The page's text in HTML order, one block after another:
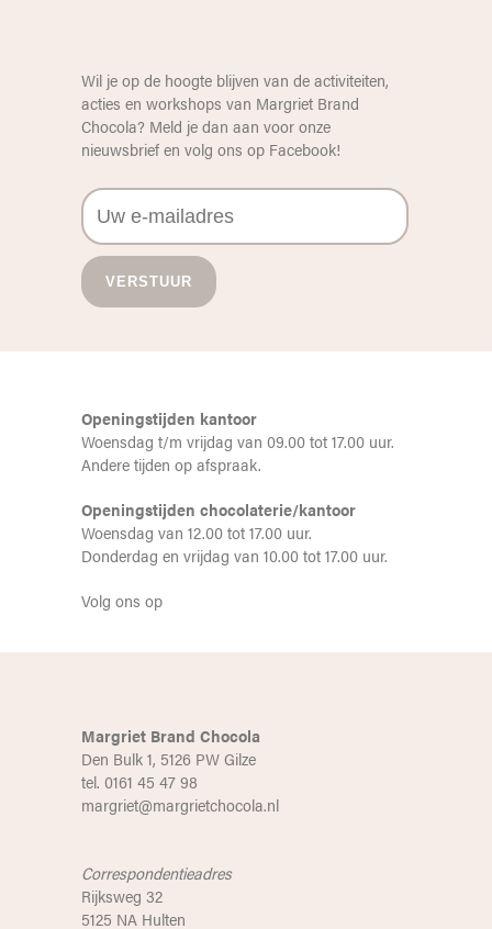
Wil je op de hoogte blijven van de activiteiten,
acties en workshops van Margriet Brand
Chocola? Meld je dan aan voor onze
nieuwsbrief en volg ons op Facebook!
Openingstijden kantoor
Woensdag t/m vrijdag van 09.00 tot 17.00 uur.
Andere tijden op afspraak.
Openingstijden chocolaterie/kantoor
Woensdag van 12.00 tot 17.00 uur.
Donderdag en vrijdag van 10.00 tot 17.00 uur.
Volg ons op
Margriet Brand Chocola
Den Bulk 1, 5126 PW Gilze
tel. 0161 45 47 98
margriet@margrietchocola.nl
Correspondentieadres
Rijksweg 32
5125 NA Hulten